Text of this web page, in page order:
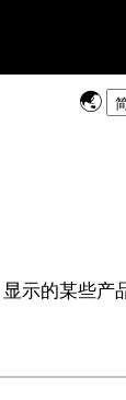
示的某些产